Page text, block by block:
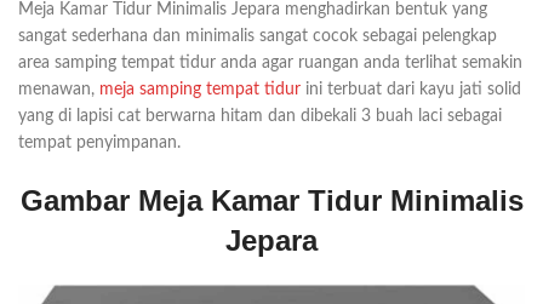
Meja Kamar Tidur Minimalis Jepara menghadirkan bentuk yang
sangat sederhana dan minimalis sangat cocok sebagai pelengkap
area samping tempat tidur anda agar ruangan anda terlihat semakin
menawan, meja samping tempat tidur ini terbuat dari kayu jati solid
yang di lapisi cat berwarna hitam dan dibekali 3 buah laci sebagai
tempat penyimpanan.
Gambar Meja Kamar Tidur Minimalis
Jepara